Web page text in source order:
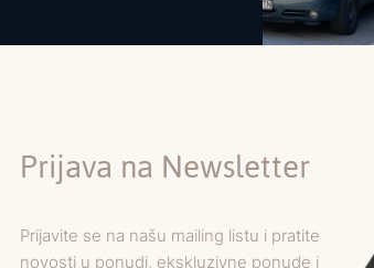
Prijava na Newsletter
Prijavite se na našu mailing listu i pratite
novosti u ponudi, ekskluzivne ponude i